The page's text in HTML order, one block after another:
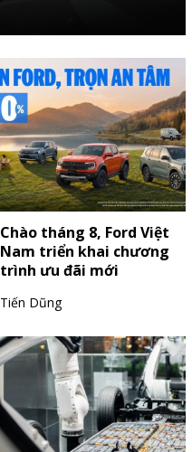
Chào tháng 8, Ford Việt
Nam triển khai chương
trình ưu đãi mới
Tiến Dũng